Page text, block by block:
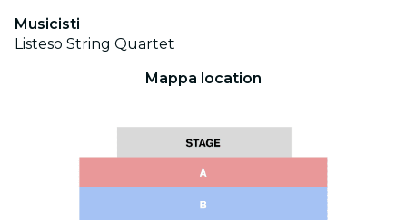
Musicisti
Listeso String Quartet
Mappa location